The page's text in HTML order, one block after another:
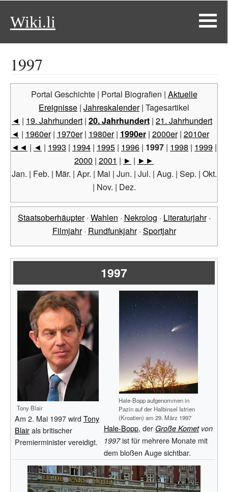
Wiki.li
1997
Portal Geschichte | Portal Biografien | Aktuelle
Ereignisse | Jahreskalender| Tagesartikel
◄ | 19. Jahrhundert | 20. Jahrhundert | 21. Jahrhundert
◄ | 1960er| 1970er| 1980er| 1990er| 2000er| 2010er
◄◄ | ◄ | 1993 | 1994 | 1995 | 1996 | 1997 | 1998 | 1999 |
2000 | 2001 | ► | ►►
Jan. | Feb. | Mär. | Apr. | Mai | Jun. | Jul. | Aug. | Sep. | Okt.
| Nov. | Dez.
Staatsoberhäupter· Wahlen · Nekrolog · Literaturjahr·
Filmjahr· Rundfunkjahr· Sportjahr
1997
Tony Blair
Am 2. Mai 1997 wirdTony
Blairals britischer
Premierminister vereidigt.
Hale-Bopp aufgenommen in
Pazin auf der Halbinsel Istrien
(Kroatien) am 29. März 1997
Hale-Bopp, der Große Kometvon
1997ist für mehrere Monate mit
dem bloßen Auge sichtbar.